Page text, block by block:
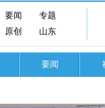
要闻
专题
原创 山东
要闻